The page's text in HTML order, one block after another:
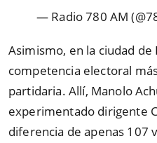
— Radio 780 AM
Asimismo, en la ciudad
competencia electoral
partidaria. Allí, Manolo
experimentado dirigente
diferencia de apenas 107